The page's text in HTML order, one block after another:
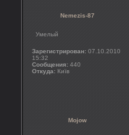
Nemezis-87
Умелый
Зарегистрирован: 07.10.2010
15:32
Сообщения: 440
Откуда: Київ
Mojow